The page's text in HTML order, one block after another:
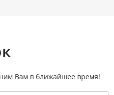
Вам в ближайшее время!